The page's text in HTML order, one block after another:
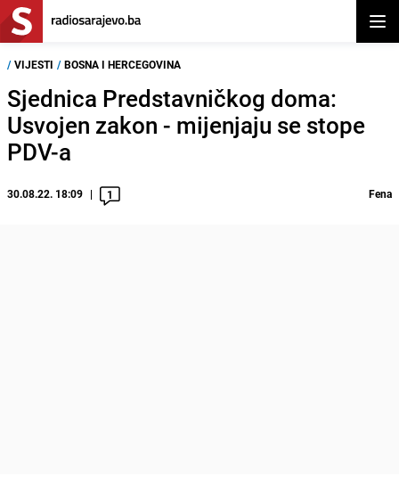
/ VIJESTI / BOSNA I HERCEGOVINA
Sjednica Predstavničkog doma:
Usvojen zakon - mijenjaju se stope
PDV-a
30.08.22. 18:09 1 Fena